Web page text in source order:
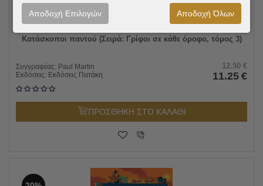
Κατάσκοποι παντού (Σειρά: Γρίφοι σε κάθε όροφο, τόμος 3)
Συγγραφέας: Paul Martin
Εκδόσεις: Εκδόσεις Πατάκη
12.50 €
11.25 €
ΠΡΟΣΘΗΚΗ ΣΤΟ ΚΑΛΑΘΙ
Αποδοχή Επιλογών Αποδοχή Όλων